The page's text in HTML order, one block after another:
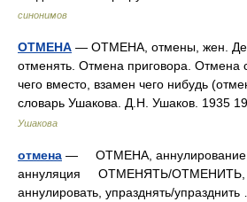
синонимов
ОТМЕНА — ОТМЕНА, отмены, жен.
отменять. Отмена приговора. Отмена
чего вместо, взамен чего нибудь
словарь Ушакова. Д.Н. Ушаков. 1935
Ушакова
отмена — ОТМЕНА, аннулирование,
аннуляция ОТМЕНЯТЬ/ОТМЕНИТЬ,
аннулировать, упразднять/